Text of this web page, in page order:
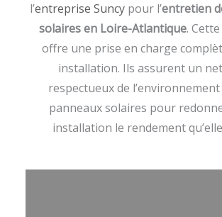
l’entreprise Suncypour l’entretien
solaires en Loire-Atlantique.
offre une prise en charge
installation. Ils assurent un
respectueux de
panneaux solaires pour
installation le rendement